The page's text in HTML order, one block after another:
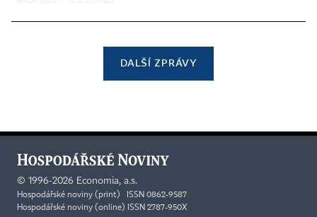
DALŠÍ ZPRÁVY
© 1996-2026 Economia, a.s.
Hospodářské noviny (print) ISSN 0862-9587
Hospodářské noviny (online) ISSN 2787-950X